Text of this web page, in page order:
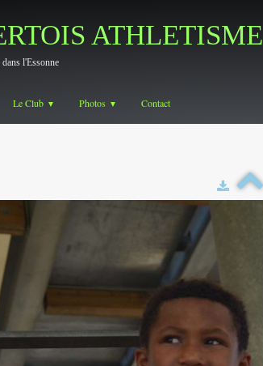
ATHLETISME
l'Essonne
Le Club ▼ Photos ▼ Contact